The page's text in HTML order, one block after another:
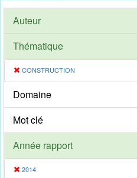
Auteur
Thématique
CONSTRUCTION
Domaine
Mot clé
Année rapport
2014